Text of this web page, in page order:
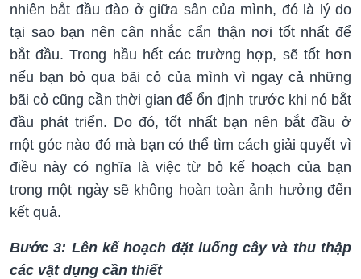
nhiên bắt đầu đào ở giữa sân của mình, đó là lý do
tại sao bạn nên cân nhắc cẩn thận nơi tốt nhất để
bắt đầu. Trong hầu hết các trường hợp, sẽ tốt hơn
nếu bạn bỏ qua bãi cỏ của mình vì ngay cả những
bãi cỏ cũng cần thời gian để ổn định trước khi nó bắt
đầu phát triển. Do đó, tốt nhất bạn nên bắt đầu ở
một góc nào đó mà bạn có thể tìm cách giải quyết vì
điều này có nghĩa là việc từ bỏ kế hoạch của bạn
trong một ngày sẽ không hoàn toàn ảnh hưởng đến
kết quả.
Bước 3: Lên kế hoạch đặt luống cây và thu thập
các vật dụng cần thiết